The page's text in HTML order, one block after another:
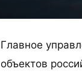
Главное
объектов